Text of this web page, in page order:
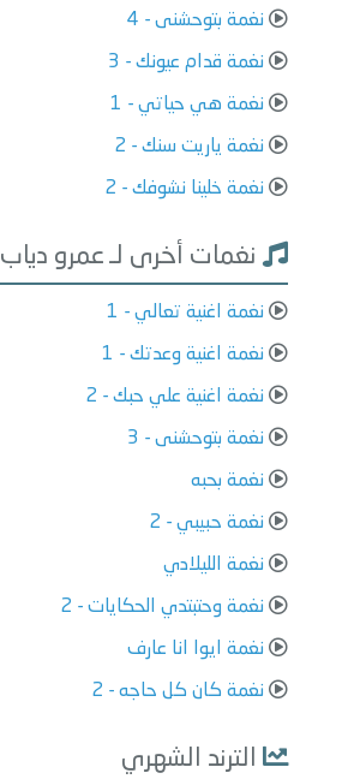
نغمة بتوحشنى - 4
نغمة قدام عيونك - 3
نغمة هي حياتي - 1
نغمة ياريت سنك - 2
نغمة خلينا نشوفك - 2
نغمات أخرى لـ عمرو دياب
نغمة اغنية تعالي - 1
نغمة اغنية وعدتك - 1
نغمة اغنية علي حبك - 2
نغمة بتوحشنى - 3
نغمة بحبه
نغمة حبيبي - 2
نغمة الليلادي
نغمة وحتبتدي الحكايات - 2
نغمة ايوا انا عارف
نغمة كان كل حاجه - 2
الترند الشهري